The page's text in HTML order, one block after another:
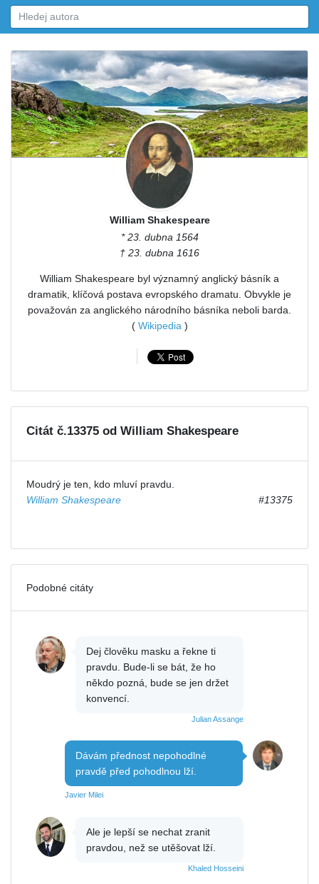
William Shakespeare
* 23. dubna 1564
† 23. dubna 1616
William Shakespeare byl významný anglický básník a
dramatik, klíčová postava evropského dramatu. Obvykle je
považován za anglického národního básníka neboli barda.
( Wikipedia )
Citát č.13375 od William Shakespeare
Moudrý je ten, kdo mluví pravdu.
William Shakespeare
#13375
Podobné citáty
Dej člověku masku a řekne ti
pravdu. Bude-li se bát, že ho
někdo pozná, bude se jen držet
konvencí.
Julian Assange
Dávám přednost nepohodlné
pravdě před pohodlnou lží.
Javier Milei
Ale je lepší se nechat zranit
pravdou, než se utěšovat lží.
Khaled Hosseini